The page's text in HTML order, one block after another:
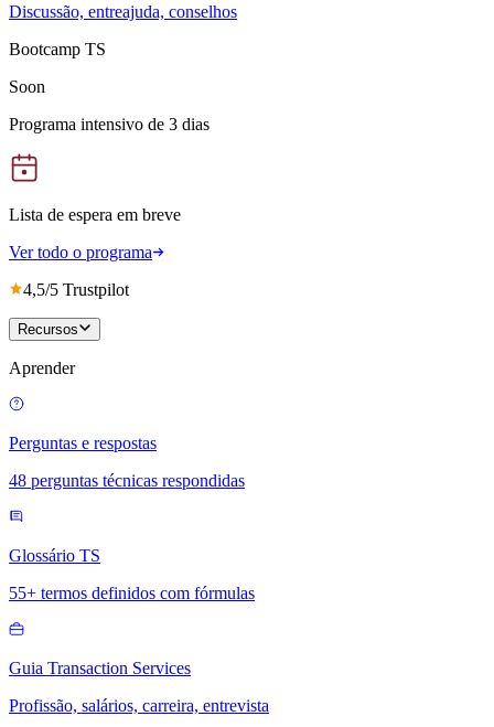
Discussão, entreajuda, conselhos
Bootcamp TS
Soon
Programa intensivo de 3 dias
Lista de espera em breve
Ver todo o programa
4,5/5 Trustpilot
Recursos
Aprender
Perguntas e respostas
48 perguntas técnicas respondidas
Glossário TS
55+ termos definidos com fórmulas
Guia Transaction Services
Profissão, salários, carreira, entrevista